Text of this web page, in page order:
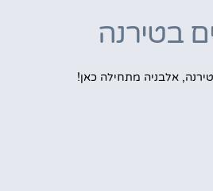
בטירנה
אלבניה מתחילה כאן!